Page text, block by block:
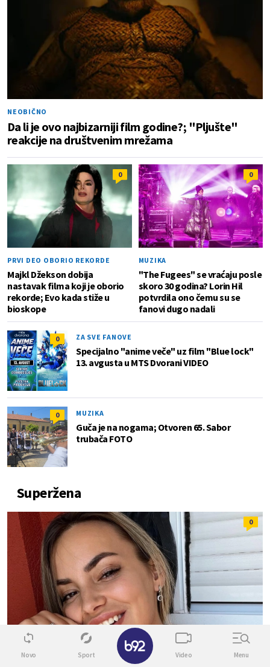
NEOBIČNO
Da li je ovo najbizarniji film godine?; "Pljušte"
reakcije na društvenim mrežama
0
PRVI DEO OBORIO REKORDE
Majkl Džekson dobija
nastavak filma koji je oborio
rekorde; Evo kada stiže u
bioskope
0
MUZIKA
"The Fugees" se vraćaju posle
skoro 30 godina? Lorin Hil
potvrdila ono čemu su se
fanovi dugo nadali
0 ZA SVE FANOVE
Specijalno "anime veče" uz film "Blue lock"
13. avgusta u MTS Dvorani VIDEO
0 MUZIKA
Guča je na nogama; Otvoren 65. Sabor
trubača FOTO
Superžena
0
Novo Sport Video Menu
✕